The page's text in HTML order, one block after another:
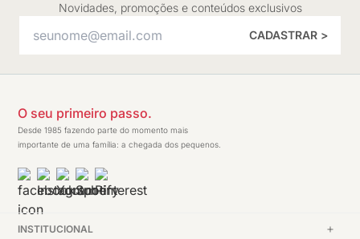
Novidades, promoções e conteúdos exclusivos
CADASTRAR >
O seu primeiro passo.
Desde 1985 fazendo parte do momento mais
importante de uma família: a chegada dos pequenos.
INSTITUCIONAL